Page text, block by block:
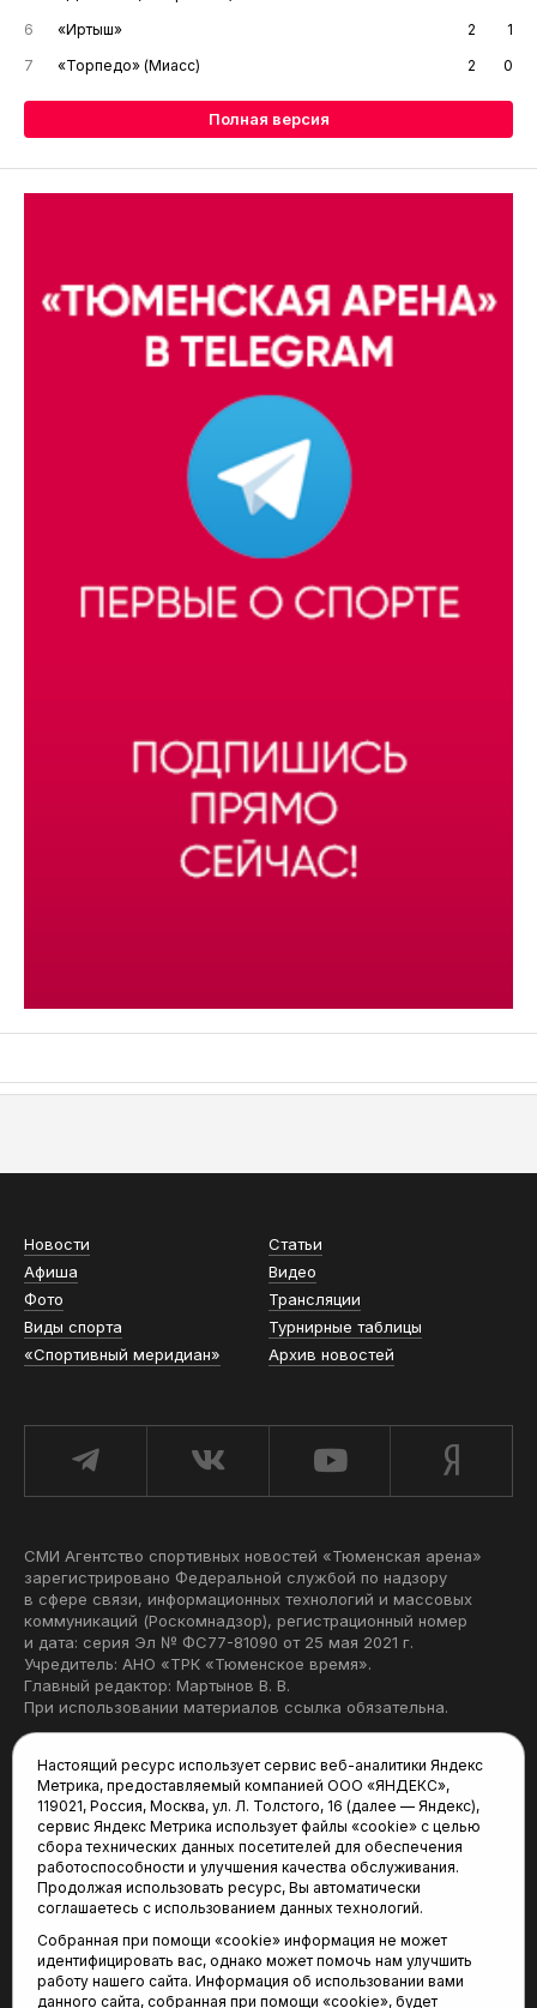
6
«Иртыш» 2
1
7
«Торпедо» (Миасс) 2 0
Полная версия
Новости
Статьи
Афиша
Видео
Фото
Трансляции
Виды спорта
Турнирные таблицы
«Спортивный меридиан»
Архив новостей
СМИ Агентство спортивных новостей «Тюменская арена»
зарегистрировано Федеральной службой по надзору
в сфере связи, информационных технологий и массовых
коммуникаций (Роскомнадзор), регистрационный номер
и дата: серия Эл № ФС77-81090 от 25 мая 2021 г.
Учредитель: АНО «ТРК «Тюменское время».
Главный редактор: Мартынов В. В.
При использовании материалов ссылка обязательна.
Редакция:
625035, Тюмень, пр. Геологоразведчиков, 28А
(3452) 68-22-28
tum-arena@mail.ru
Отдел продаж:
(3452) 68-89-78
kotovaev@sibinformburo.ru
Настоящий ресурс использует сервис веб-аналитики Яндекс
Метрика, предоставляемый компанией ООО «ЯНДЕКС»,
119021, Россия, Москва, ул. Л. Толстого, 16 (далее — Яндекс),
сервис Яндекс Метрика использует файлы «cookie» с целью
сбора технических данных посетителей для обеспечения
работоспособности и улучшения качества обслуживания.
Продолжая использовать ресурс, Вы автоматически
соглашаетесь с использованием данных технологий.
Собранная при помощи «cookie» информация не может
идентифицировать вас, однако может помочь нам улучшить
работу нашего сайта. Информация об использовании вами
данного сайта, собранная при помощи «cookie», будет